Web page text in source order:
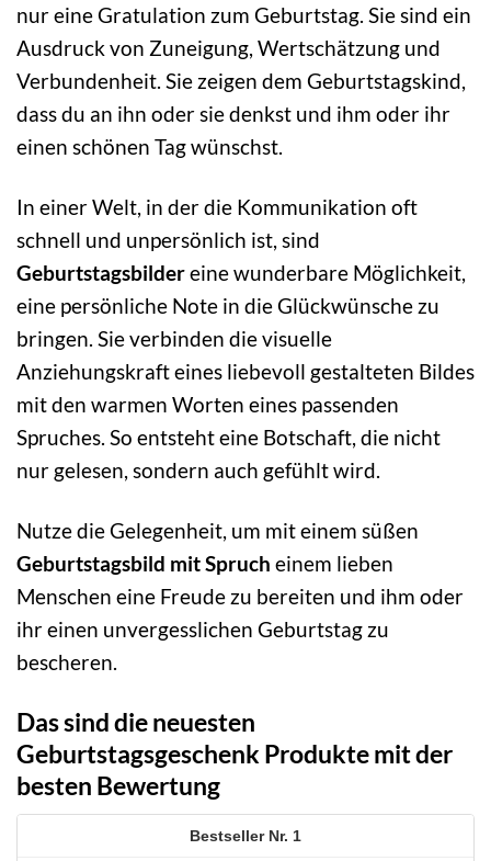
nur eine Gratulation zum Geburtstag. Sie sind ein
Ausdruck von Zuneigung, Wertschätzung und
Verbundenheit. Sie zeigen dem Geburtstagskind,
dass du an ihn oder sie denkst und ihm oder ihr
einen schönen Tag wünschst.
In einer Welt, in der die Kommunikation oft
schnell und unpersönlich ist, sind
Geburtstagsbildereine wunderbare Möglichkeit,
eine persönliche Note in die Glückwünsche zu
bringen. Sie verbinden die visuelle
Anziehungskraft eines liebevoll gestalteten Bildes
mit den warmen Worten eines passenden
Spruches. So entsteht eine Botschaft, die nicht
nur gelesen, sondern auch gefühlt wird.
Nutze die Gelegenheit, um mit einem süßen
Geburtstagsbild mit Spruch einem lieben
Menschen eine Freude zu bereiten und ihm oder
ihr einen unvergesslichen Geburtstag zu
bescheren.
Das sind die neuesten
Geburtstagsgeschenk Produkte mit der
besten Bewertung
1